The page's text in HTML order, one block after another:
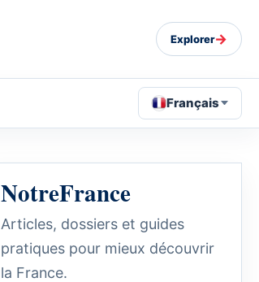
Explorer→
Français
NotreFrance
Articles, dossiers et guides
pratiques pour mieux découvrir
la France.